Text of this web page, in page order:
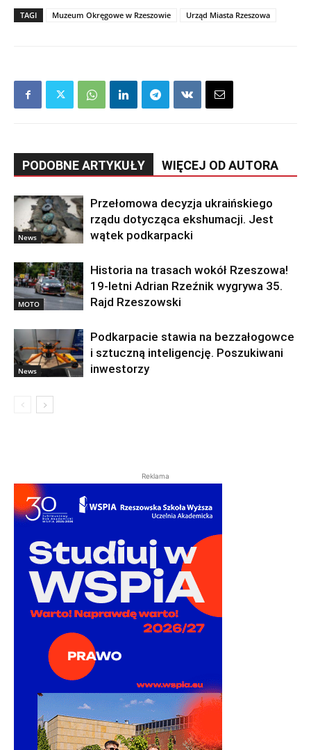
TAGI Muzeum Okręgowe w Rzeszowie Urząd Miasta Rzeszowa
PODOBNE ARTYKUŁY WIĘCEJ OD AUTORA
News
Przełomowa decyzja ukraińskiego
rządu dotycząca ekshumacji. Jest
wątek podkarpacki
MOTO
Historia na trasach wokół Rzeszowa!
19-letni Adrian Rzeźnik wygrywa 35.
Rajd Rzeszowski
News
Podkarpacie stawia na bezzałogowce
i sztuczną inteligencję. Poszukiwani
inwestorzy
Reklama